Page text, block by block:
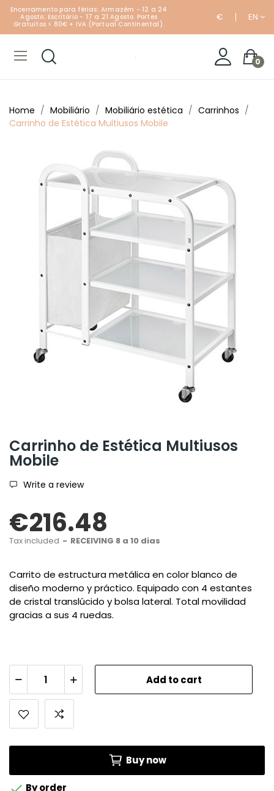
Encerramento para férias: Armazém - 12 a 24
Agosto; Escritório - 17 a 21 Agosto. Portes
Gratuitos > 80€ + IVA (Portual Continental).
€ EN
0
Home Mobiliário Mobiliário estética
Carrinhos
Carrinho de Estética Multiusos Mobile
Carrinho de Estética Multiusos
Mobile
Write a review
€216.48
Tax included RECEIVING 8 a 10 dias
Carrito de estructura metálica en color blanco de
diseño moderno y práctico. Equipado con 4 estantes
de cristal translúcido y bolsa lateral. Total movilidad
gracias a sus 4 ruedas.
Add to cart
Buy now
By order